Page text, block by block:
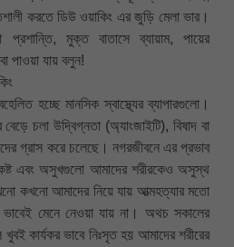
করতে ডিউ ওয়াকিং এর জুড়ি মেলা ভার।
মুক্ত বাতাসে ব্যায়াম, পায়ের
পাওয়া যায় বলুন!
হচ্ছে মানসিক স্বাস্থ্যের ব্যাপারগুলো।
চলা উদ্বিগ্নতা (অ্যাংজাইটি), বিষাদ বা
গ্রাস করে চলেছে। নগরজীবনে এর প্রভাব
এবং অসুখগুলো আমাদের শরীরকেও অসুস্থ
কখনো আমাদের নিয়ে যায় আত্মহত্যার মতো
মেনে নেওয়া যায় না। অথচ সকালের
কার্যকর ভাবে নিঃসৃত হয় আমাদের শরীরের